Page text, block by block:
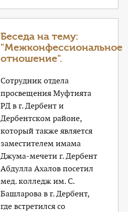
Беседа на тему:
"Межконфессиональное
отношение".
Сотрудник отдела
просвещения Муфтията
РД в г. Дербент и
Дербентском районе,
который также является
заместителем имама
Джума-мечети г. Дербент
Абдулла Ахалов посетил
мед. колледж им. С.
Башларова в г. Дербент,
где встретился со